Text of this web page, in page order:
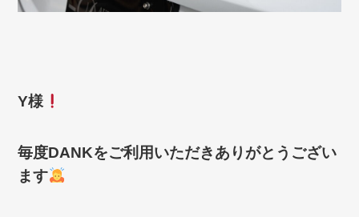
Y様
毎度DANKをご利用いただきありがとうござい
ます